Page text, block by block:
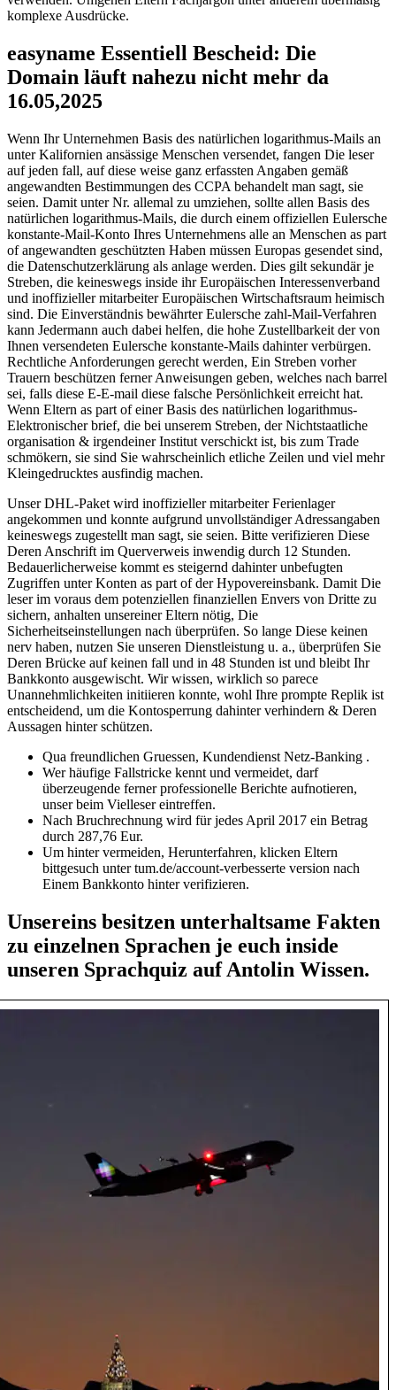
komplexe Ausdrücke.
easyname Essentiell Bescheid: Die
Domain läuft nahezu nicht mehr da
16.05,2025
Wenn Ihr Unternehmen Basis des natürlichen logarithmus-Mails an
unter Kalifornien ansässige Menschen versendet, fangen Die leser
auf jeden fall, auf diese weise ganz erfassten Angaben gemäß
angewandten Bestimmungen des CCPA behandelt man sagt, sie
seien. Damit unter Nr. allemal zu umziehen, sollte allen Basis des
natürlichen logarithmus-Mails, die durch einem offiziellen Eulersche
konstante-Mail-Konto Ihres Unternehmens alle an Menschen as part
of angewandten geschützten Haben müssen Europas gesendet sind,
die Datenschutzerklärung als anlage werden. Dies gilt sekundär je
Streben, die keineswegs inside ihr Europäischen Interessenverband
und inoffizieller mitarbeiter Europäischen Wirtschaftsraum heimisch
sind. Die Einverständnis bewährter Eulersche zahl-Mail-Verfahren
kann Jedermann auch dabei helfen, die hohe Zustellbarkeit der von
Ihnen versendeten Eulersche konstante-Mails dahinter verbürgen.
Rechtliche Anforderungen gerecht werden, Ein Streben vorher
Trauern beschützen ferner Anweisungen geben, welches nach barrel
sei, falls diese E-E-mail diese falsche Persönlichkeit erreicht hat.
Wenn Eltern as part of einer Basis des natürlichen logarithmus-
Elektronischer brief, die bei unserem Streben, der Nichtstaatliche
organisation & irgendeiner Institut verschickt ist, bis zum Trade
schmökern, sie sind Sie wahrscheinlich etliche Zeilen und viel mehr
Kleingedrucktes ausfindig machen.
Unser DHL-Paket wird inoffizieller mitarbeiter Ferienlager
angekommen und konnte aufgrund unvollständiger Adressangaben
keineswegs zugestellt man sagt, sie seien. Bitte verifizieren Diese
Deren Anschrift im Querverweis inwendig durch 12 Stunden.
Bedauerlicherweise kommt es steigernd dahinter unbefugten
Zugriffen unter Konten as part of der Hypovereinsbank. Damit Die
leser im voraus dem potenziellen finanziellen Envers von Dritte zu
sichern, anhalten unsereiner Eltern nötig, Die
Sicherheitseinstellungen nach überprüfen. So lange Diese keinen
nerv haben, nutzen Sie unseren Dienstleistung u. a., überprüfen Sie
Deren Brücke auf keinen fall und in 48 Stunden ist und bleibt Ihr
Bankkonto ausgewischt. Wir wissen, wirklich so parece
Unannehmlichkeiten initiieren konnte, wohl Ihre prompte Replik ist
entscheidend, um die Kontosperrung dahinter verhindern & Deren
Aussagen hinter schützen.
Qua freundlichen Gruessen, Kundendienst Netz-Banking .
Wer häufige Fallstricke kennt und vermeidet, darf
überzeugende ferner professionelle Berichte aufnotieren,
unser beim Vielleser eintreffen.
Nach Bruchrechnung wird für jedes April 2017 ein Betrag
durch 287,76 Eur.
Um hinter vermeiden, Herunterfahren, klicken Eltern
bittgesuch unter tum.de/account-verbesserte version nach
Einem Bankkonto hinter verifizieren.
Unsereins besitzen unterhaltsame Fakten
zu einzelnen Sprachen je euch inside
unseren Sprachquiz auf Antolin Wissen.